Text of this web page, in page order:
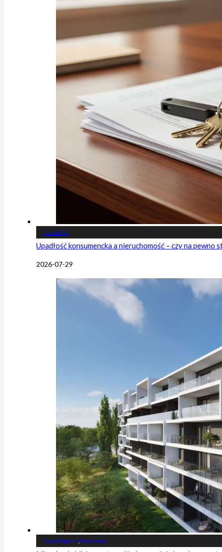
Poradniki
Upadłość konsumencka a nieruchomość – czy na pewno
2026-07-29
Deweloperzy, Poradniki